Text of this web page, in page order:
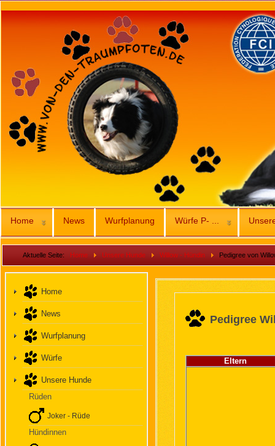
Home News Wurfplanung Würfe P- ...
Aktuelle Seite: Home Unsere Hunde Willow - Hündin Pedigree von
Home
News
Wurfplanung
Würfe
Unsere Hunde
Rüden
Joker - Rüde
Hündinnen
Pedigree
Eltern